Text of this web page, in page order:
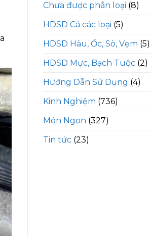
Chưa được phân loại (8)
HDSD Cá các loại (5)
HDSD Hàu, Ốc, Sò, Vẹm (5)
HDSD Mực, Bạch Tuộc(2)
Hướng Dẫn Sử Dụng (4)
Kinh Nghiệm (736)
Món Ngon (327)
Tin tức(23)